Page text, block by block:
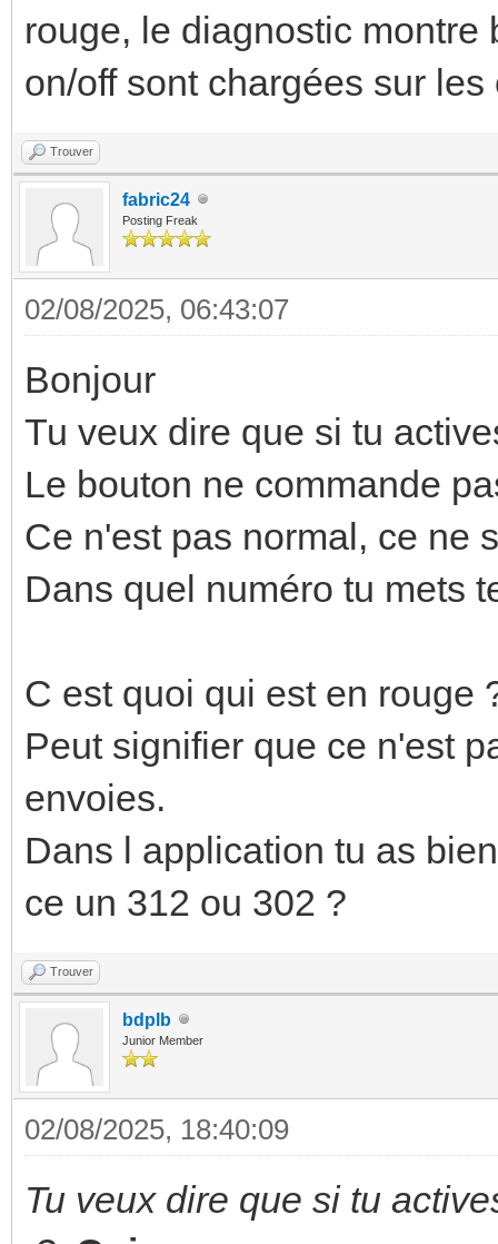
rouge, le diagnostic montre
on/off sont chargées sur
Trouver
fabric24
Posting Freak
02/08/2025, 06:43:07
Bonjour
Tu veux dire que si tu
Le bouton ne commande
Ce n'est pas normal, ce ne
Dans quel numéro tu mets
C est quoi qui est en rouge
Peut signifier que ce n'est
envoies.
Dans l application tu as
ce un 312 ou 302 ?
Trouver
bdplb
Junior Member
02/08/2025, 18:40:09
Tu veux dire que si tu